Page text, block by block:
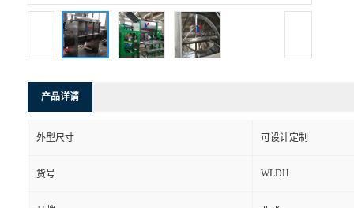
产品详请
外型尺寸 可设计定制
货号 WLDH